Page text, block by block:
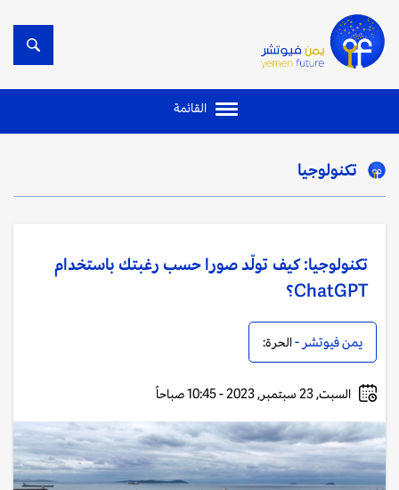
القائمة
تكنولوجيا
تكنولوجيا: كيف تولّد صورا حسب رغبتك باستخدام
ChatGPT؟
يمن فيوتشر -الحرة:
السبت, 23 سبتمبر, 2023 - 10:45 صباحاً